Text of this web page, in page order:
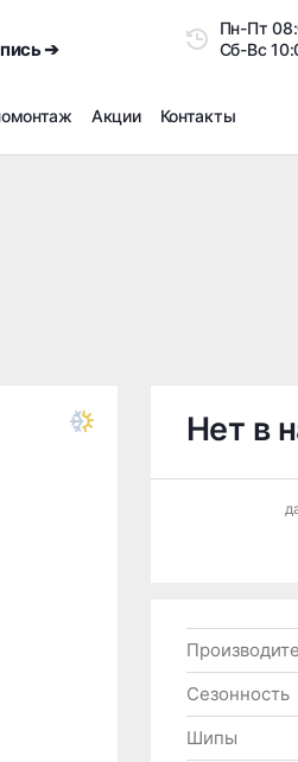
➔
Пн-Пт
Сб-Вс
Шиномонтаже
Перешиповка зимней
Акции Контакты
Нет в
Сезонность
Шипы